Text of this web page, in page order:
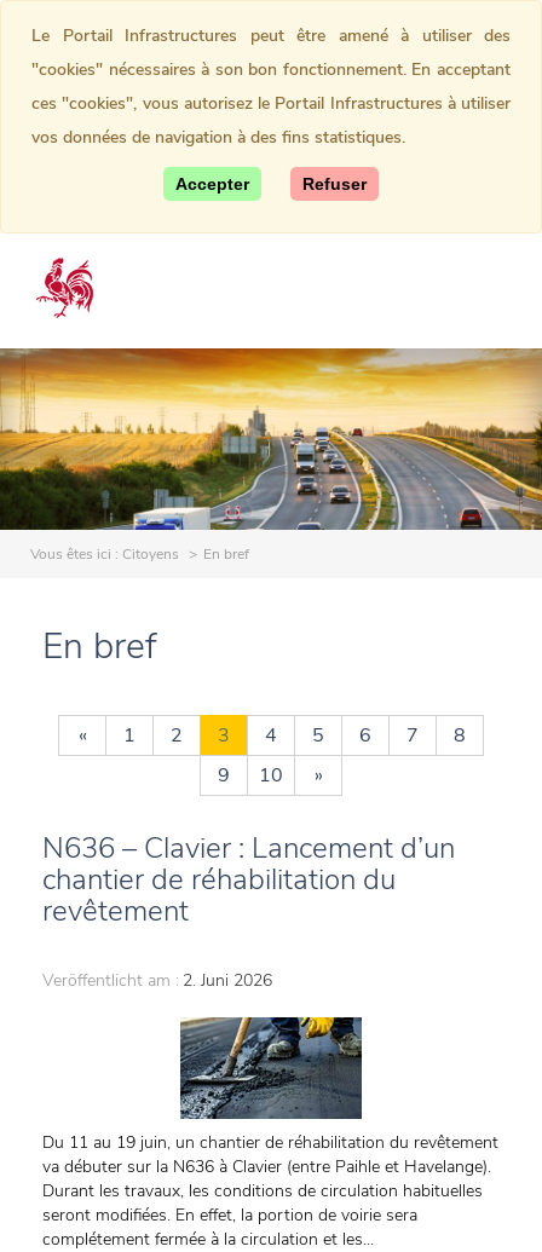
Vous êtes ici : Citoyens En bref
En bref
« 1 2 3 4 5 6 7
8
9
10 »
N636 – Clavier : Lancement d’un
chantier de réhabilitation du
revêtement
Veröffentlicht am : 2. Juni 2026
Du 11 au 19 juin, un chantier de réhabilitation du revêtement
va débuter sur la N636 à Clavier (entre Paihle et Havelange).
Durant les travaux, les conditions de circulation habituelles
seront modifiées. En effet, la portion de voirie sera
complétement fermée à la circulation et les...
Le Portail Infrastructures peut être amené à utiliser des
"cookies" nécessaires à son bon fonctionnement. En acceptant
ces "cookies", vous autorisez le Portail Infrastructures à utiliser
vos données de navigation à des fins statistiques.
Accepter Refuser